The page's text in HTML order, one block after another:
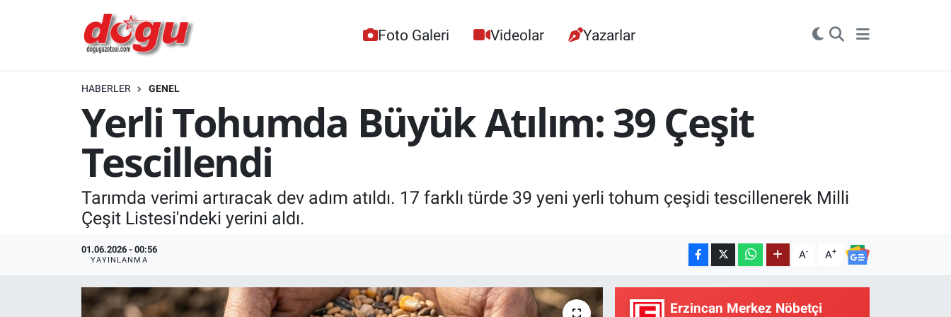
Foto Galeri Videolar Yazarlar
HABERLER GENEL
Yerli Tohumda Büyük Atılım: 39 Çeşit
Tescillendi
Tarımda verimi artıracak dev adım atıldı. 17 farklı türde 39 yeni yerli tohum çeşidi tescillenerek Milli
Çeşit Listesi'ndeki yerini aldı.
01.06.2026 - 00:56
YAYINLANMA A- A+
Erzincan Merkez Nöbetçi
ERZINCAN
GÜNDEM
ERZİNCAN FOTOĞRAFLARI